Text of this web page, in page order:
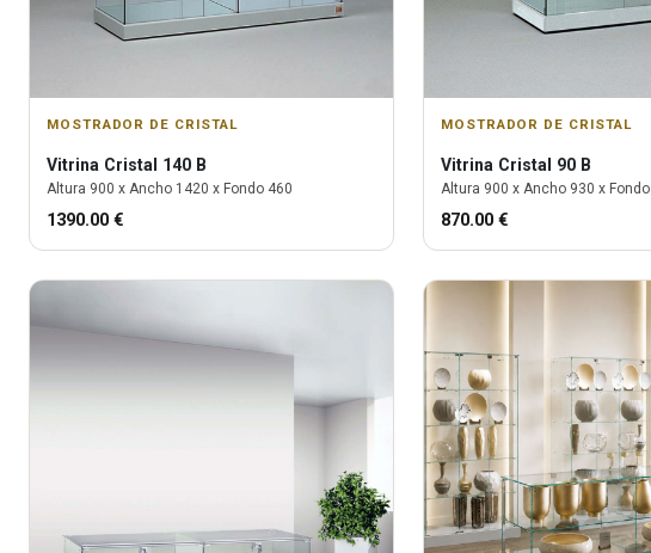
MOSTRADOR DE CRISTAL
Vitrina Cristal 140 B
Altura 900 x Ancho 1420 x Fondo 460
1390.00 €
MOSTRADOR DE CRISTAL
Vitrina Cristal 90 B
Altura 900 x Ancho 930 x Fondo
870.00 €